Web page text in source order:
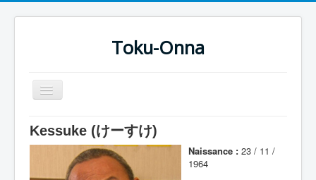
Toku-Onna
Basculer
la
Accueil
Toku-Actrices
Toku-Critiques
Kessuke (けーすけ)
Naissance : 23 / 11 /
1964